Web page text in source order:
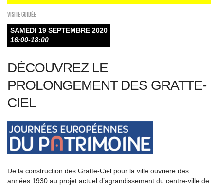
Visite guidée
SAMEDI 19 SEPTEMBRE 2020
16:00-18:00
DÉCOUVREZ LE
PROLONGEMENT DES GRATTE-
CIEL
De la construction des Gratte-Ciel pour la ville ouvrière des
années 1930 au projet actuel d’agrandissement du centre-ville de